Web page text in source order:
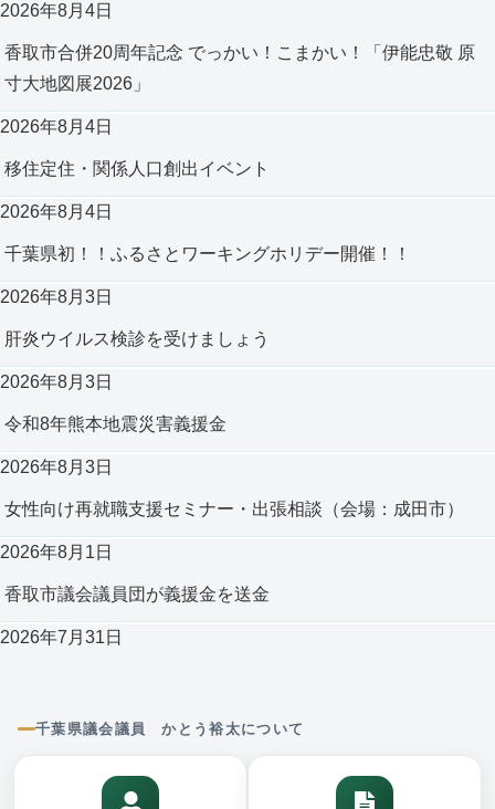
2026年8月4日
香取市合併20周年記念 でっかい！こまかい！「伊能忠敬 原
寸大地図展2026」
2026年8月4日
移住定住・関係人口創出イベント
2026年8月4日
千葉県初！！ふるさとワーキングホリデー開催！！
2026年8月3日
肝炎ウイルス検診を受けましょう
2026年8月3日
令和8年熊本地震災害義援金
2026年8月3日
女性向け再就職支援セミナー・出張相談（会場：成田市）
2026年8月1日
香取市議会議員団が義援金を送金
2026年7月31日
千葉県議会議員 かとう裕太について